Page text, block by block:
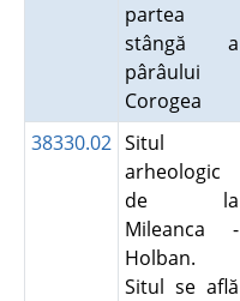
partea
stângă a
pârâului
Corogea
38330.02 Situl
arheologic
de la
Mileanca -
Holban.
Situl se află